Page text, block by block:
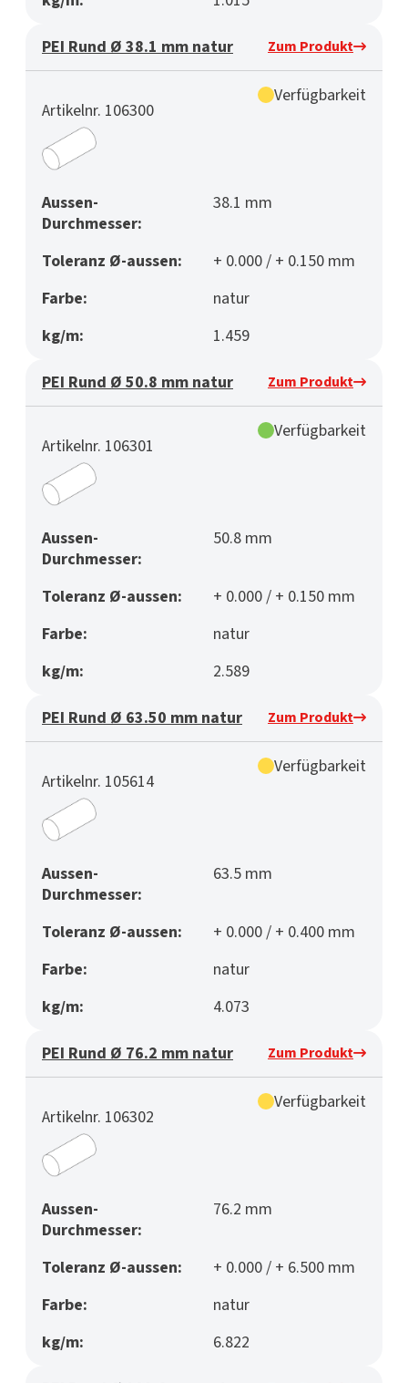
PEI Rund Ø 38.1 mm natur Zum Produkt
Artikelnr. 106300
Verfügbarkeit
Aussen-
Durchmesser:
38.1 mm
Toleranz Ø-aussen:
+ 0.000 / + 0.150 mm
Farbe:
natur
kg/m:
1.459
PEI Rund Ø 50.8 mm natur Zum Produkt
Artikelnr. 106301
Verfügbarkeit
Aussen-
Durchmesser:
50.8 mm
Toleranz Ø-aussen:
+ 0.000 / + 0.150 mm
Farbe:
natur
kg/m:
2.589
PEI Rund Ø 63.50 mm natur Zum Produkt
Artikelnr. 105614
Verfügbarkeit
Aussen-
Durchmesser:
63.5 mm
Toleranz Ø-aussen:
+ 0.000 / + 0.400 mm
Farbe:
natur
kg/m:
4.073
PEI Rund Ø 76.2 mm natur Zum Produkt
Artikelnr. 106302
Verfügbarkeit
Aussen-
Durchmesser:
76.2 mm
Toleranz Ø-aussen:
+ 0.000 / + 6.500 mm
Farbe:
natur
kg/m:
6.822